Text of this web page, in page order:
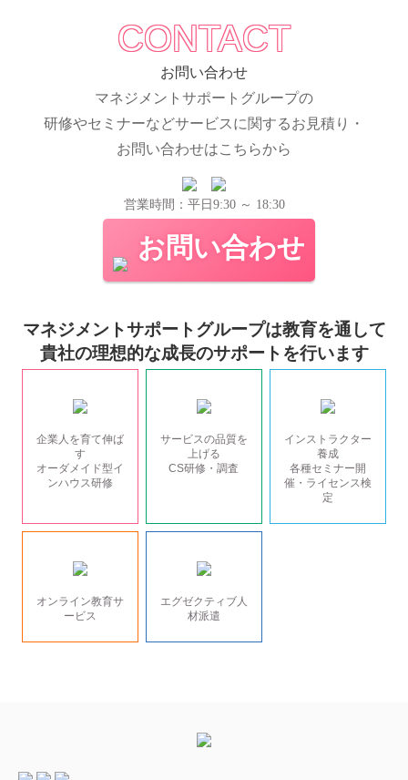
CONTACT
お問い合わせ
マネジメントサポートグループの
研修やセミナーなどサービスに関するお見積り・
お問い合わせはこちらから
営業時間：平日9:30 ～ 18:30
お問い合わせ
マネジメントサポートグループは教育を通して
貴社の理想的な成長のサポートを行います
企業人を育て伸ば
す
オーダメイド型イ
ンハウス研修
サービスの品質を
上げる
CS研修・調査
インストラクター
養成
各種セミナー開
催・ライセンス検
定
オンライン教育サ
ービス
エグゼクティブ人
材派遣